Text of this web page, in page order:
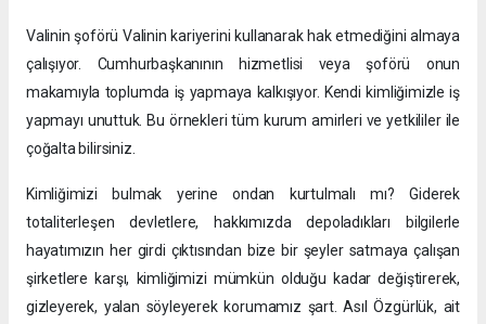
Valinin şoförü Valinin kariyerini kullanarak hak etmediğini almaya
çalışıyor. Cumhurbaşkanının hizmetlisi veya şoförü onun
makamıyla toplumda iş yapmaya kalkışıyor. Kendi kimliğimizle iş
yapmayı unuttuk. Bu örnekleri tüm kurum amirleri ve yetkililer ile
çoğalta bilirsiniz.
Kimliğimizi bulmak yerine ondan kurtulmalı mı? Giderek
totaliterleşen devletlere, hakkımızda depoladıkları bilgilerle
hayatımızın her girdi çıktısından bize bir şeyler satmaya çalışan
şirketlere karşı, kimliğimizi mümkün olduğu kadar değiştirerek,
gizleyerek, yalan söyleyerek korumamız şart. Asıl Özgürlük, ait